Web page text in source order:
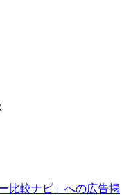
比較ナビ」への広告掲